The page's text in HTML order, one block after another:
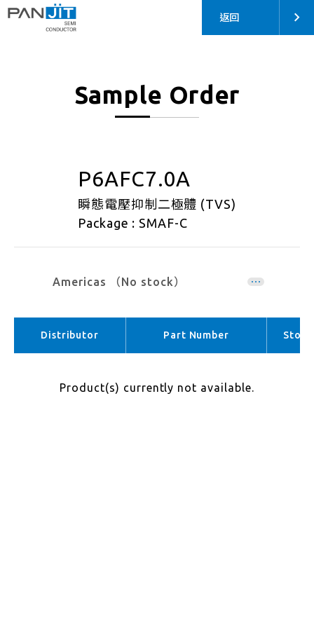
返回
Sample Order
P6AFC7.0A
瞬態電壓抑制二極體 (TVS)
Package : SMAF-C
Americas （No stock）
APAC （No stock）
Distributor Part Number Stock
Product(s) currently not available.